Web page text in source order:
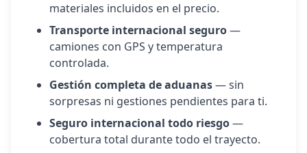
materiales incluidos en el precio.
Transporte internacional seguro—
camiones con GPS y temperatura
controlada.
Gestión completa de aduanas— sin
sorpresas ni gestiones pendientes para ti.
Seguro internacional todo riesgo—
cobertura total durante todo el trayecto.